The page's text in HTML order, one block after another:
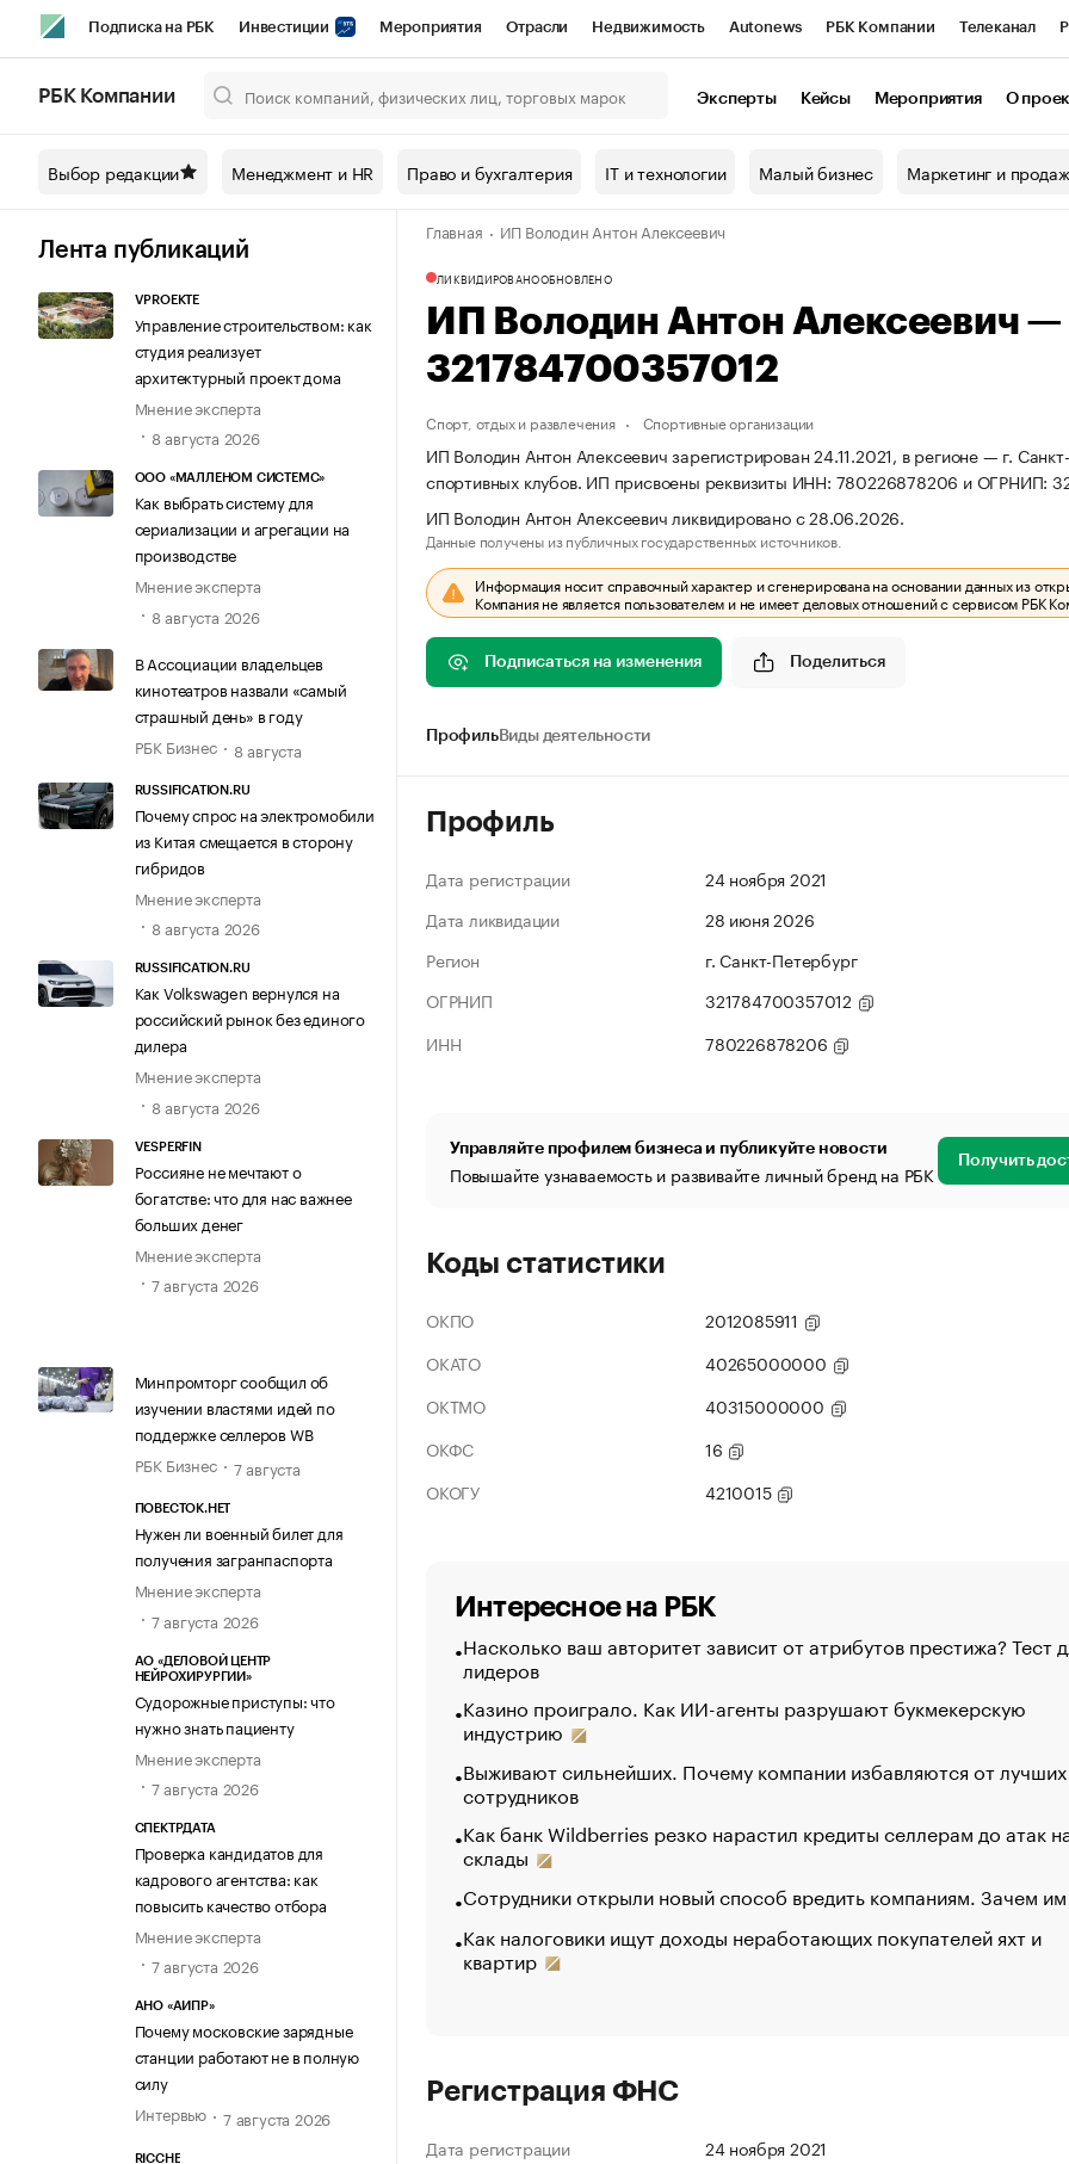
Подписка на РБК Инвестиции Мероприятия Отрасли Недвижимость Autonews РБК Компании Телеканал
Спецпроекты СПб Конференции СПб Спецпроекты Проверка контрагентов
Технологии и медиа Рынок наличной валюты
РБК Компании Эксперты Кейсы Мероприятия О
Выбор редакции Менеджмент и HR Право и бухгалтерия IT и технологии Малый бизнес Маркетинг и
Лента публикаций
VPROEKTE
Управление строительством: как
студия реализует
архитектурный проект дома
Мнение эксперта
8 августа 2026
ООО «МАЛЛЕНОМ СИСТЕМС»
Как выбрать систему для
сериализации и агрегации на
производстве
Мнение эксперта
8 августа 2026
В Ассоциации владельцев
кинотеатров назвали «самый
страшный день» в году
РБК Бизнес
8 августа
RUSSIFICATION.RU
Почему спрос на электромобили
из Китая смещается в сторону
гибридов
Мнение эксперта
8 августа 2026
RUSSIFICATION.RU
Как Volkswagen вернулся на
российский рынок без единого
дилера
Мнение эксперта
8 августа 2026
VESPERFIN
Россияне не мечтают о
богатстве: что для нас важнее
больших денег
Мнение эксперта
7 августа 2026
Минпромторг сообщил об
изучении властями идей по
поддержке селлеров WB
РБК Бизнес
7 августа
ПОВЕСТОК.НЕТ
Нужен ли военный билет для
получения загранпаспорта
Мнение эксперта
7 августа 2026
АО «ДЕЛОВОЙ ЦЕНТР
НЕЙРОХИРУРГИИ»
Судорожные приступы: что
нужно знать пациенту
Мнение эксперта
7 августа 2026
СПЕКТРДАТА
Проверка кандидатов для
кадрового агентства: как
повысить качество отбора
Мнение эксперта
7 августа 2026
АНО «АИПР»
Почему московские зарядные
станции работают не в полную
силу
Интервью
7 августа 2026
RICCHE
Главная ИП Володин Антон Алексеевич
ЛИКВИДИРОВАНООБНОВЛЕНО
ИП Володин Антон Алексеевич
321784700357012
Спорт, отдых и развлечения Спортивные организации
ИП Володин Антон Алексеевич зарегистрирован 24.11.2021, в регионе — г.
спортивных клубов. ИП присвоены реквизиты ИНН: 780226878206 и ОГРНИП:
ИП Володин Антон Алексеевич ликвидировано с 28.06.2026.
Данные получены из публичных государственных источников.
Информация носит справочный характер и сгенерирована на основании данных из
Компания не является пользователем и не имеет деловых отношений с сервисом РБК
Подписаться на изменения Поделиться
ПрофильВиды деятельности
Профиль
Дата регистрации
24 ноября 2021
Дата ликвидации
28 июня 2026
Регион
г. Санкт-Петербург
ОГРНИП
321784700357012
ИНН
780226878206
Управляйте профилем бизнеса и публикуйте новости
Повышайте узнаваемость и развивайте личный бренд на РБК Получить
Коды статистики
ОКПО
2012085911
ОКАТО
40265000000
ОКТМО
40315000000
ОКФС
16
ОКОГУ
4210015
Интересное на РБК
Насколько ваш авторитет зависит от атрибутов престижа? Тест
лидеров
Казино проиграло. Как ИИ-агенты разрушают букмекерскую
индустрию
Выживают сильнейших. Почему компании избавляются от лучших
сотрудников
Как банк Wildberries резко нарастил кредиты селлерам до атак
склады
Сотрудники открыли новый способ вредить компаниям. Зачем
Как налоговики ищут доходы неработающих покупателей яхт и
квартир
Регистрация ФНС
Дата регистрации
24 ноября 2021